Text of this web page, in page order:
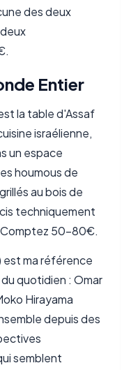
des deux
Entier
la table d'Assaf
israélienne,
un espace
houmous de
au bois de
techniquement
Comptez 50-80€.
est ma référence
quotidien : Omar
Hirayama
depuis des
semblent